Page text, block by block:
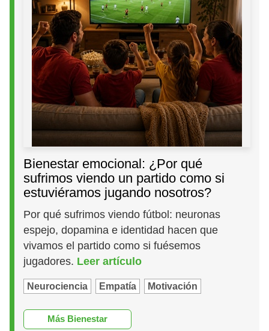
Bienestar emocional: ¿Por qué
sufrimos viendo un partido como si
estuviéramos jugando nosotros?
Por qué sufrimos viendo fútbol: neuronas
espejo, dopamina e identidad hacen que
vivamos el partido como si fuésemos
jugadores. Leer artículo
Neurociencia Empatía Motivación
Más Bienestar